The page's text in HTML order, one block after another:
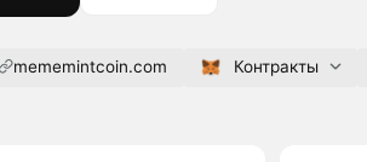
mememintcoin.com Контракты